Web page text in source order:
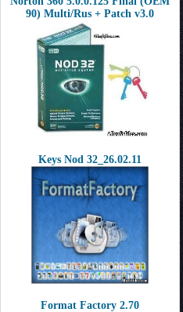
90) Multi/Rus + Patch v3.0
Keys Nod 32_26.02.11
Format Factory 2.70